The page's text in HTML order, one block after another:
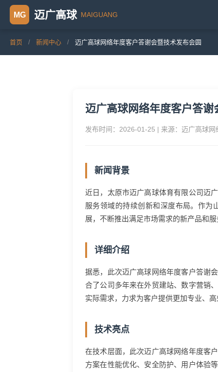
MG 迈广高球 MAIGUANG
首页 / 新闻中心 / 迈广高球网络年度客户答谢会暨技术发布会圆
迈广高球网络年度客户答
发布时间：2026-01-25 | 来源：迈广高球
新闻背景
近日，太原市迈广高球体育有限公司迈
服务领域的持续创新和深度布局。作为
展，不断推出满足市场需求的新产品和
详细介绍
据悉，此次迈广高球网络年度客户答谢
合了公司多年来在外贸建站、数字营销
实际需求，力求为客户提供更加专业、
技术亮点
在技术层面，此次迈广高球网络年度客
方案在性能优化、安全防护、用户体验